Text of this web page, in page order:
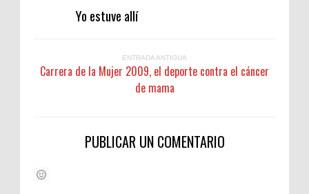
Yo estuve allí
ENTRADA ANTIGUA
Carrera de la Mujer 2009, el deporte contra el cáncer
de mama
PUBLICAR UN COMENTARIO